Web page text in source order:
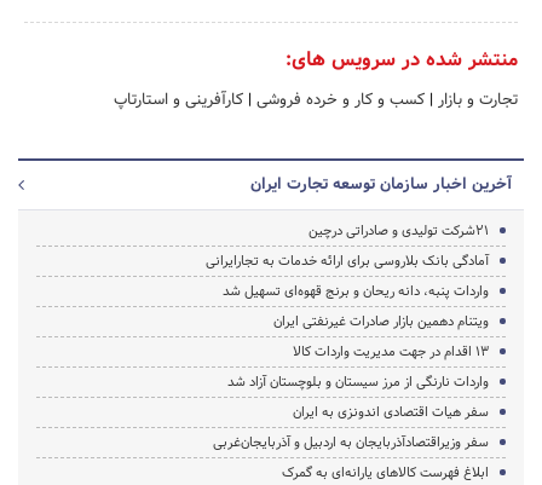
منتشر شده در سرویس های:
تجارت و بازار | کسب و کار و خرده فروشی | کارآفرینی و استارتاپ
آخرین اخبار سازمان توسعه تجارت ایران
21شرکت تولیدی و صادراتی درچین
آمادگی بانک بلاروسی برای ارائه خدمات به تجارایرانی
واردات پنبه، دانه ریحان و برنج قهوه‌ای تسهیل شد
ویتنام دهمین بازار صادرات غیرنفتی ایران
۱۳ اقدام در جهت مدیریت واردات کالا
واردات نارنگی از مرز سیستان و بلوچستان آزاد شد
سفر هیات اقتصادی اندونزی به ایران
سفر وزیراقتصادآذربایجان به اردبیل و آذربایجان‌غربی
ابلاغ فهرست کالاهای یارانه‌ای به گمرک